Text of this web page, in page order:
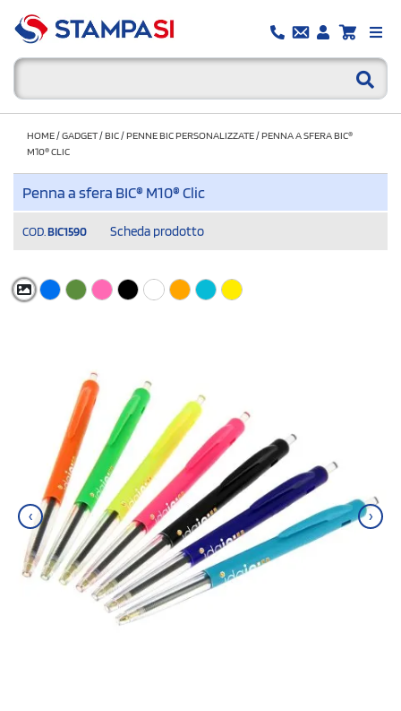
HOME/GADGET/BIC/PENNE BIC PERSONALIZZATE/PENNA A SFERA BIC®
M10® CLIC
Penna a sfera BIC® M10® Clic
COD. BIC1590 Scheda prodotto
‹ ›